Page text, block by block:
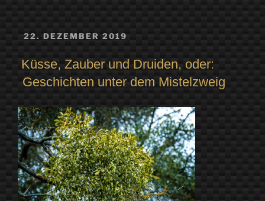
VERÖFFENTLICHT
22. DEZEMBER 2019
Küsse, Zauber und Druiden, oder:
Geschichten unter dem Mistelzweig